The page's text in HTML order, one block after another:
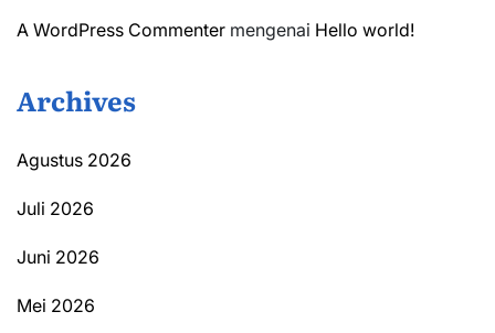
A WordPress Commenter mengenai Hello world!
Archives
Agustus 2026
Juli 2026
Juni 2026
Mei 2026